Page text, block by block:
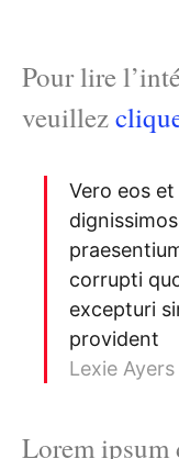
Pour lire
veuillez
Vero eos
corrupti
excepturi
provident
Lexie Ayers
Lorem ipsum